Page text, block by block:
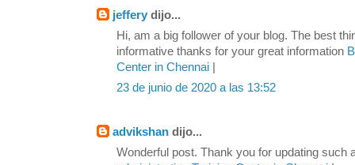
jeffery dijo...
Hi, am a big follower of your blog. The best
informative thanks for your great information
Center in Chennai
23 de junio de 2020 a las 13:52
advikshan dijo...
Wonderful post. Thank you for updating such